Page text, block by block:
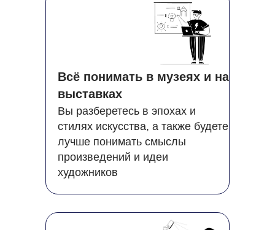
Всё понимать в музеях и на
выставках
Вы разберетесь в эпохах и
стилях искусства, а также будете
лучше понимать смыслы
произведений и идеи
художников